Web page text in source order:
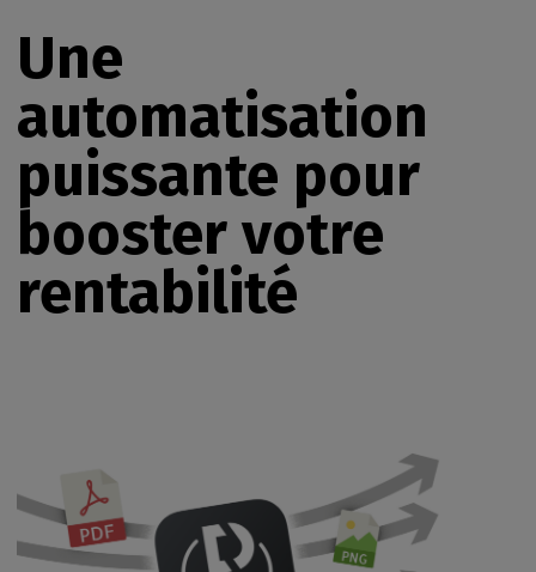
Une
automatisation
puissante pour
booster votre
rentabilité